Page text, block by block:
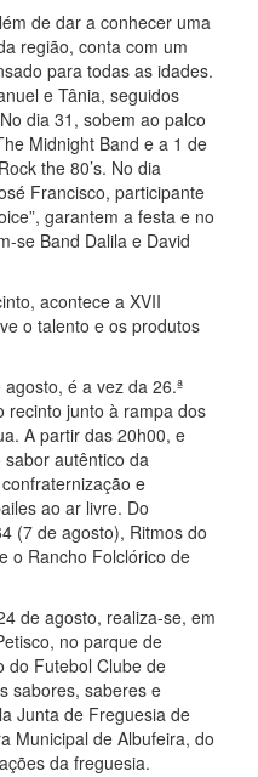
de dar a conhecer uma
região, conta com um
para todas as idades.
e Tânia, seguidos
dia 31, sobem ao palco
Midnight Band e a 1 de
the 80’s. No dia
Francisco, participante
garantem a festa e no
se Band Dalila e David
acontece a XVII
o talento e os produtos
é a vez da 26.ª
recinto junto à rampa dos
A partir das 20h00, e
autêntico da
e
ao ar livre. Do
(7 de agosto), Ritmos do
o Rancho Folclórico de
de agosto, realiza-se, em
no parque de
do Futebol Clube de
sabores, saberes e
Junta de Freguesia de
Municipal de Albufeira, do
da freguesia.